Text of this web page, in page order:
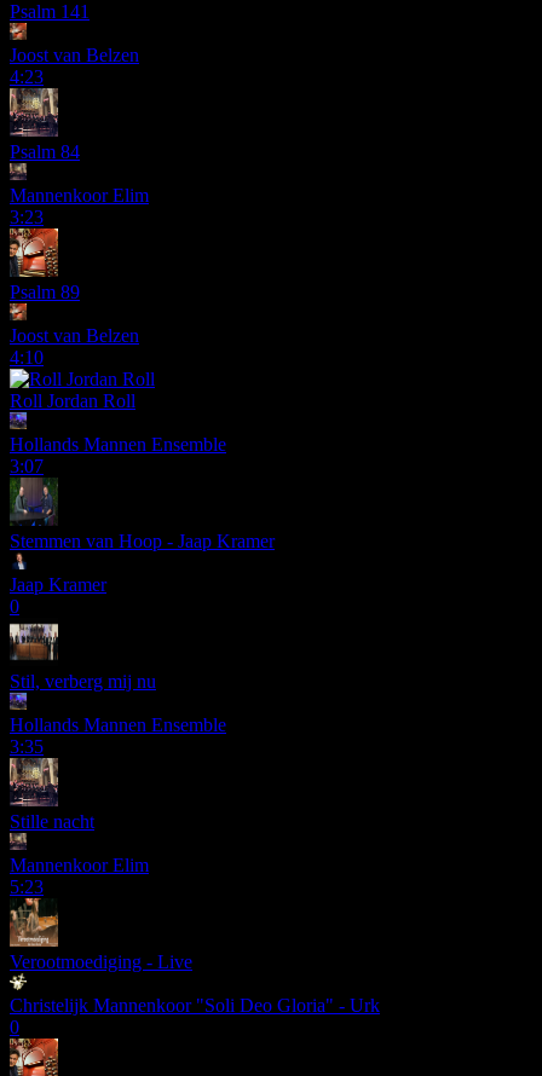
Psalm 141
Joost van Belzen
4:23
Psalm 84
Mannenkoor Elim
3:23
Psalm 89
Joost van Belzen
4:10
Roll Jordan Roll
Hollands Mannen Ensemble
3:07
Stemmen van Hoop - Jaap Kramer
Jaap Kramer
0
Stil, verberg mij nu
Hollands Mannen Ensemble
3:35
Stille nacht
Mannenkoor Elim
5:23
Verootmoediging - Live
Christelijk Mannenkoor "Soli Deo Gloria" - Urk
0